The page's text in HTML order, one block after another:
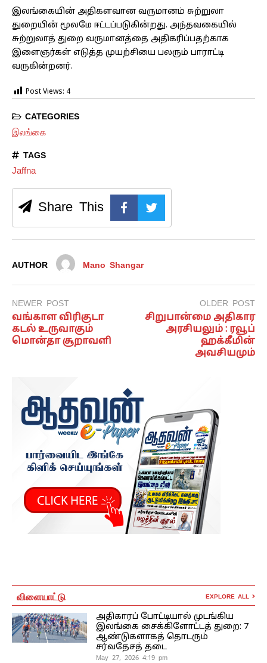
இலங்கையின் அதிகளவான வருமானம் சுற்றுலா
துறையின் மூலமே ஈட்டப்படுகின்றது. அந்தவகையில்
சுற்றுலாத் துறை வருமானத்தை அதிகரிப்பதற்காக
இளைஞர்கள் எடுத்த முயற்சியை பலரும் பாராட்டி
வருகின்றனர்.
Post Views: 4
CATEGORIES
இலங்கை
TAGS
Jaffna
Share This
AUTHOR Mano Shangar
NEWER POST
வங்காள விரிகுடா
கடல் உருவாகும்
மொன்தா சூறாவளி
OLDER POST
சிறுபான்மை அதிகார
அரசியலும் : ரவூப்
ஹக்கீமின்
அவசியமும்
விளையாட்டு EXPLORE ALL
அதிகாரப் போட்டியால் முடங்கிய
இலங்கை சைக்கிளோட்டத் துறை: 7
ஆண்டுகளாகத் தொடரும்
சர்வதேசத் தடை
May 27, 2026 4:19 pm